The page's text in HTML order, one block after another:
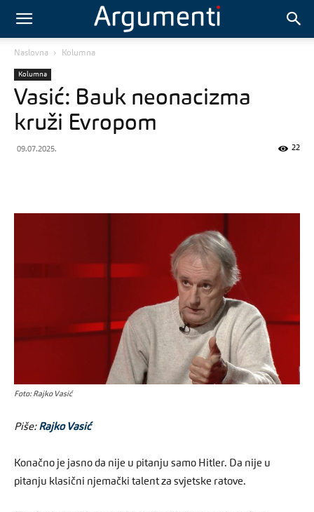
Naslovna Kolumna
Kolumna
Vasić: Bauk neonacizma
kruži Evropom
09.07.2025. 22
Foto: Rajko Vasić
Piše: Rajko Vasić
Konačno je jasno da nije u pitanju samo Hitler. Da nije u
pitanju klasični njemački talent za svjetske ratove.